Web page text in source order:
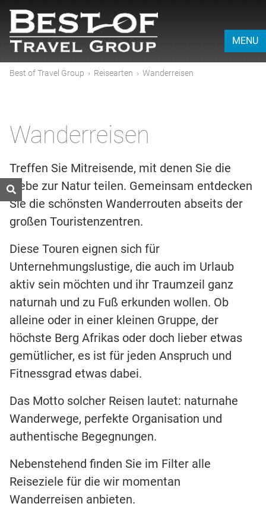
MENU
Best of Travel Group › Reisearten › Wanderreisen
Wanderreisen
Treffen Sie Mitreisende, mit denen Sie die
Liebe zur Natur teilen. Gemeinsam entdecken
Sie die schönsten Wanderrouten abseits der
großen Touristenzentren.
Diese Touren eignen sich für
Unternehmungslustige, die auch im Urlaub
aktiv sein möchten und ihr Traumzeil ganz
naturnah und zu Fuß erkunden wollen. Ob
alleine oder in einer kleinen Gruppe, der
höchste Berg Afrikas oder doch lieber etwas
gemütlicher, es ist für jeden Anspruch und
Fitnessgrad etwas dabei.
Das Motto solcher Reisen lautet: naturnahe
Wanderwege, perfekte Organisation und
authentische Begegnungen.
Nebenstehend finden Sie im Filter alle
Reiseziele für die wir momentan
Wanderreisen anbieten.